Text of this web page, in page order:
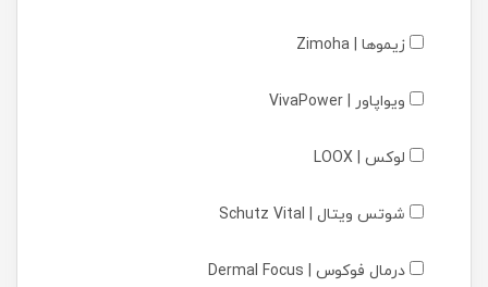
زیموها | Zimoha
ویواپاور | VivaPower
لوکس | LOOX
شوتس ویتال | Schutz Vital
درمال فوکوس | Dermal Focus